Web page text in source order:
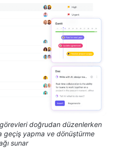
doğrudan düzenlerken
geçiş yapma ve dönüştürme
sunar